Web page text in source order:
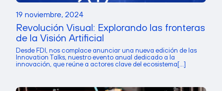
19 noviembre, 2024
Revolución Visual: Explorando las fronteras
de la Visión Artificial
Desde FDI, nos complace anunciar una nueva edición de las
Innovation Talks, nuestro evento anual dedicado a la
innovación, que reúne a actores clave del ecosistema[...]